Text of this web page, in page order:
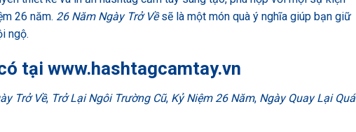
26 năm. 26 Năm Ngày Trở Vềsẽ là một món quà ý nghĩa giúp bạn giữ
ngộ.
tại www.hashtagcamtay.vn
Trở Về, Trở Lại Ngôi Trường Cũ, Kỷ Niệm 26 Năm, Ngày Quay Lại Quá